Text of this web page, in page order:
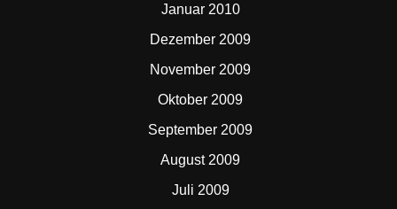
Januar 2010
Dezember 2009
November 2009
Oktober 2009
September 2009
August 2009
Juli 2009